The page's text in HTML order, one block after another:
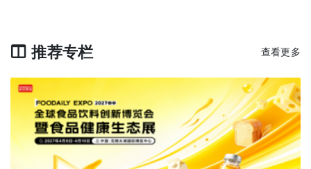
推荐专栏 查看更多